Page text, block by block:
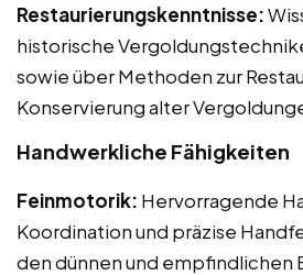
Restaurierungskenntnisse:
historische
sowie über Methoden zur
Konservierung alter
Handwerkliche Fähigkeiten
Feinmotorik: Hervorragende
Koordination und präzise
den dünnen und empfindlichen